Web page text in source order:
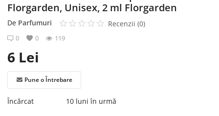
Florgarden, Unisex, 2 ml Florgarden
De Parfumuri Recenzii (0)
0 0 119
6 Lei
Pune o Întrebare
Încărcat 10 luni în urmă